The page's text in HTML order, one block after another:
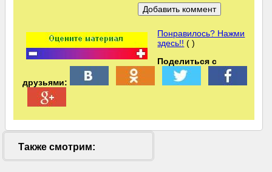
Понравилось? Нажми
здесь!! ( )
Поделиться с
друзьями:
Также смотрим: